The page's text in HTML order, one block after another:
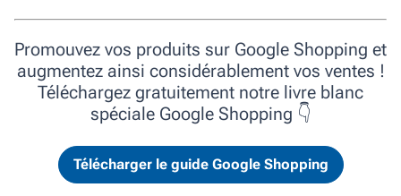
Promouvez vos produits sur Google Shopping et
augmentez ainsi considérablement vos ventes !
Téléchargez gratuitement notre livre blanc
spéciale Google Shopping 👇
Télécharger le guide Google Shopping